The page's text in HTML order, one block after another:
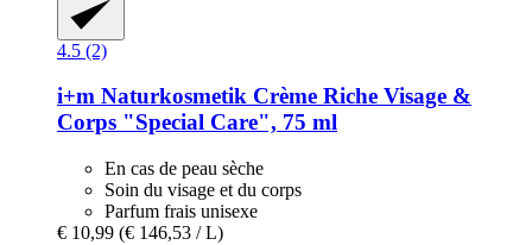
4.5 (2)
i+m Naturkosmetik Crème Riche Visage &
Corps "Special Care", 75 ml
En cas de peau sèche
Soin du visage et du corps
Parfum frais unisexe
€ 10,99 (€ 146,53 / L)